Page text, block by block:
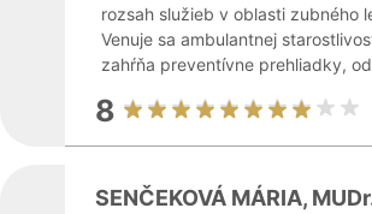
rozsah služieb v oblasti zubného
Venuje sa ambulantnej
zahŕňa preventívne prehliadky,
8
SENČEKOVÁ MÁRIA,